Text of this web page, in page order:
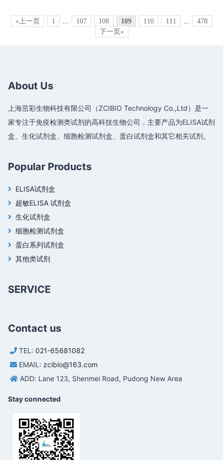
«上一页 1 ... 107 108 109 110 111 ...
478
下一页»
About Us
上海茁彩生物科技有限公司（ZCIBIO Technology Co.,Ltd）是一
家专注于免疫检测类试剂的高科技生物公司，主要产品为ELISA试剂
盒、生化试剂盒、细胞检测试剂盒、蛋白试剂盒和其它相关试剂。
Popular Products
ELISA试剂盒
超敏ELISA 试剂盒
生化试剂盒
细胞检测试剂盒
蛋白系列试剂盒
其他类试剂
SERVICE
Contact us
TEL: 021-65681082
EMAIL: zcibio@163.com
ADD: Lane 123, Shenmei Road, Pudong New Area
Stay connected